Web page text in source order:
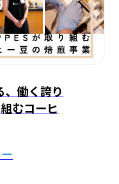
、働く誇り
むコーヒ